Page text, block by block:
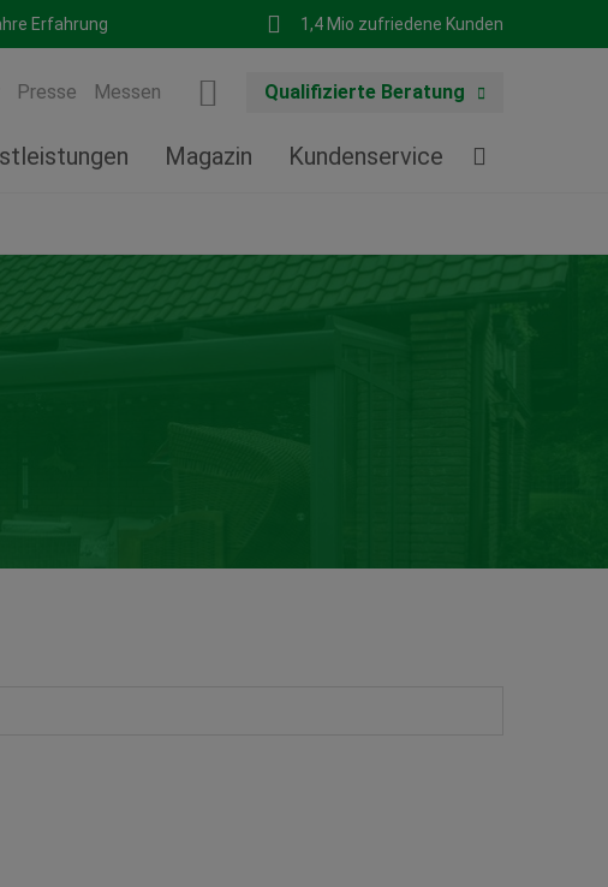
Erfahrung 1,4 Mio zufriedene Kunden
Presse Messen Qualifizierte Beratung
Magazin Kundenservice